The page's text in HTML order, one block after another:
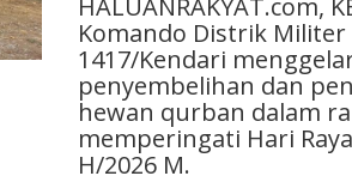
Komando Distrik Militer
1417/Kendari
penyembelihan dan
hewan qurban dalam
memperingati Hari
H/2026 M.